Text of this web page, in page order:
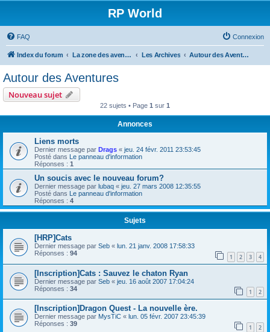
RP World
FAQ Connexion
Index du forum La zone des aventures - Forums RP Les Archives Autour des Aventures
Autour des Aventures
Nouveau sujet
22 sujets • Page 1 sur 1
Annonces
Liens morts
Dernier message par Drags « jeu. 24 févr. 2011 23:53:45
Posté dans Le panneau d'information
Réponses : 1
Un soucis avec le nouveau forum?
Dernier message par lubaq « jeu. 27 mars 2008 12:35:55
Posté dans Le panneau d'information
Réponses : 4
Sujets
[HRP]Cats
Dernier message par Seb « lun. 21 janv. 2008 17:58:33
Réponses : 94 1 2 3 4
[Inscription]Cats : Sauvez le chaton Ryan
Dernier message par Seb « jeu. 16 août 2007 17:04:24
Réponses : 34 1 2
[Inscription]Dragon Quest - La nouvelle ère.
Dernier message par MysTiC « lun. 05 févr. 2007 23:45:39
Réponses : 39 1 2